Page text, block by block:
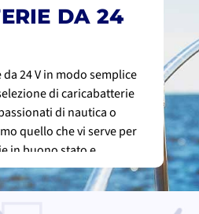
DA 24
24 V in modo semplice
di caricabatterie
di nautica o
quello che vi serve per
in buono stato e
i caricabatterie di
più avanzata per
sicura delle vostre